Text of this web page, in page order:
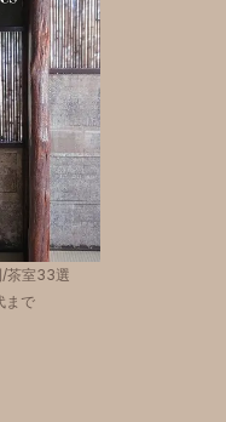
/茶室33選
まで